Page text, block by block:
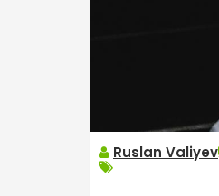
Ruslan Valiyev